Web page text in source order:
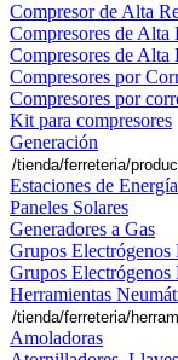
Compresor de Alta
Compresores de Alta
Compresores de Alta
Compresores por
Compresores por
Kit para compresores
Generación
Estaciones de Energía
Paneles Solares
Generadores a Gas
Grupos Electrógenos
Grupos Electrógenos
Herramientas
Amoladoras